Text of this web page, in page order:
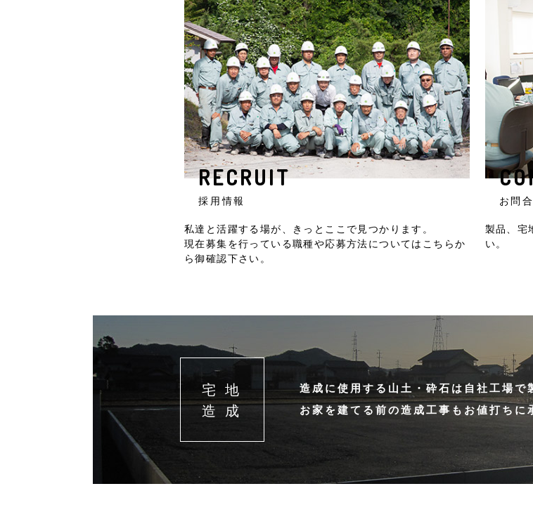
RECRUIT
採用情報
私達と活躍する場が、きっとここで見つかります。
現在募集を行っている職種や応募方法についてはこちらか
ら御確認下さい。
お問
製品、宅
い。
宅 地
造 成
造成に使用する山土・砕石は自社工場で
お家を建てる前の造成工事もお値打ちに